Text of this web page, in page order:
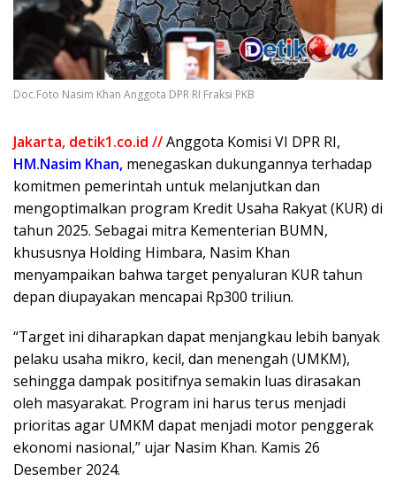
Doc.Foto Nasim Khan Anggota DPR RI Fraksi PKB
Jakarta, detik1.co.id //Anggota Komisi VI DPR RI,
HM.Nasim Khan, menegaskan dukungannya terhadap
komitmen pemerintah untuk melanjutkan dan
mengoptimalkan program Kredit Usaha Rakyat (KUR) di
tahun 2025. Sebagai mitra Kementerian BUMN,
khususnya Holding Himbara, Nasim Khan
menyampaikan bahwa target penyaluran KUR tahun
depan diupayakan mencapai Rp300 triliun.
“Target ini diharapkan dapat menjangkau lebih banyak
pelaku usaha mikro, kecil, dan menengah (UMKM),
sehingga dampak positifnya semakin luas dirasakan
oleh masyarakat. Program ini harus terus menjadi
prioritas agar UMKM dapat menjadi motor penggerak
ekonomi nasional,” ujar Nasim Khan. Kamis 26
Desember 2024.